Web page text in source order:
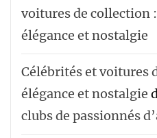
voitures de collection
élégance et nostalgie
Célébrités et voitures
élégance et nostalgie
clubs de passionnés